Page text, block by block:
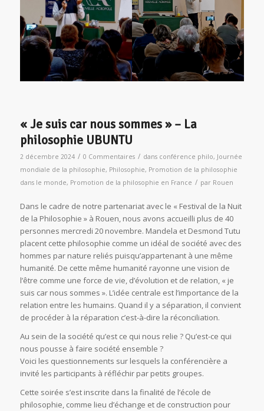
« Je suis car nous sommes » – La
philosophie UBUNTU
2 décembre 2024 / 0 Commentaires / dans conférence philo, Journée
mondiale de la philosophie, Philosophie, Promotion de la philosophie
dans le monde, Promotion de la philosophie en France / par Rouen
Dans le cadre de notre partenariat avec le « Festival de la Nuit
de la Philosophie » à Rouen, nous avons accueilli plus de 40
personnes mercredi 20 novembre. Mandela et Desmond Tutu
placent cette philosophie comme un idéal de société avec des
hommes par nature reliés puisqu’appartenant à une même
humanité. De cette même humanité rayonne une vision de
l’être comme une force de vie, d’évolution et de relation, « je
suis car nous sommes ». L’idée centrale est l’importance de la
relation entre les humains. Quand il y a séparation, il convient
de procéder à la réparation c’est-à-dire la réconciliation.
Au sein de la société qu’est ce qui nous relie ? Qu’est-ce qui
nous pousse à faire société ensemble ?
Voici les questionnements sur lesquels la conférencière a
invité les participants à réfléchir par petits groupes.
Cette soirée s’est inscrite dans la finalité de l’école de
philosophie, comme lieu d’échange et de construction pour